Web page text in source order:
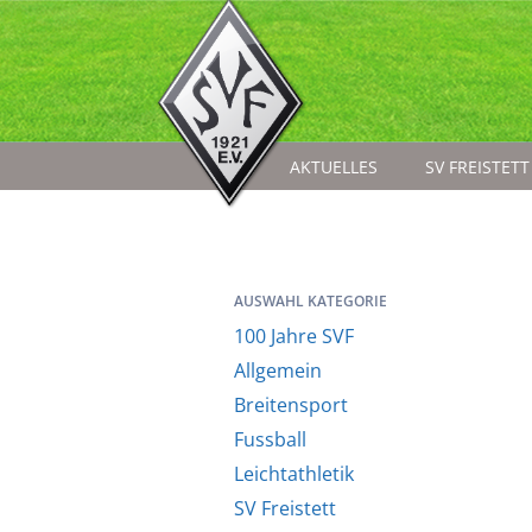
AKTUELLES SV FREISTETT
AUSWAHL KATEGORIE
100 Jahre SVF
Allgemein
Breitensport
Fussball
Leichtathletik
SV Freistett